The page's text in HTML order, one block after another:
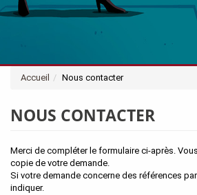
Accueil Nous contacter
NOUS CONTACTER
Merci de compléter le formulaire ci-après.
copie de votre demande.
Si votre demande concerne des références
indiquer.